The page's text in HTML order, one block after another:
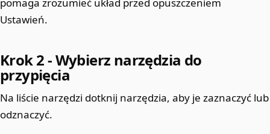
Ustawień.
Krok 2 - Wybierz narzędzia do
przypięcia
Na liście narzędzi dotknij narzędzia, aby je zaznaczyć lub
odznaczyć.